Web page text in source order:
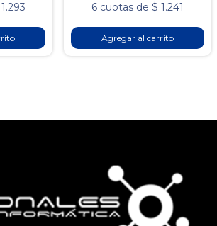
6 cuotas de $ 1.241
Agregar al carrito